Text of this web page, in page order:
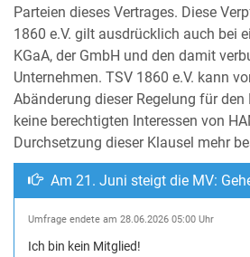
Parteien dieses Vertrages. Diese
1860 e.V. gilt ausdrücklich auch bei
KGaA, der GmbH und den damit
Unternehmen. TSV 1860 e.V. kann
Abänderung dieser Regelung für
keine berechtigten Interessen von
Durchsetzung dieser Klausel mehr
Am 21. Juni steigt die MV:
Umfrage endete am 28.06.2026 05:00 Uhr
Ich bin kein Mitglied!